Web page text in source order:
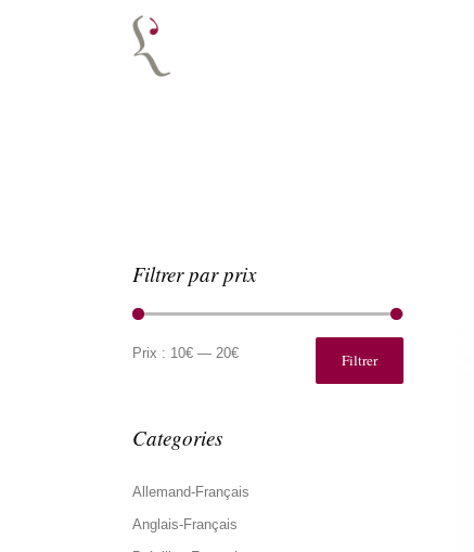
Filtrer par prix
min
max
Filtrer
Prix : 10€ — 20€
Categories
Allemand-Français
Anglais-Français